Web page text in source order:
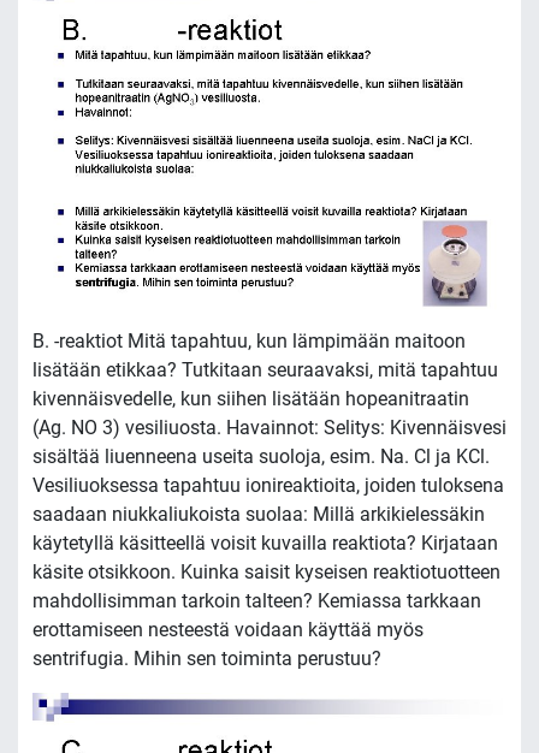
B. -reaktiot Mitä tapahtuu, kun lämpimään maitoon
lisätään etikkaa? Tutkitaan seuraavaksi, mitä tapahtuu
kivennäisvedelle, kun siihen lisätään hopeanitraatin
(Ag. NO 3) vesiliuosta. Havainnot: Selitys: Kivennäisvesi
sisältää liuenneena useita suoloja, esim. Na. Cl ja KCl.
Vesiliuoksessa tapahtuu ionireaktioita, joiden tuloksena
saadaan niukkaliukoista suolaa: Millä arkikielessäkin
käytetyllä käsitteellä voisit kuvailla reaktiota? Kirjataan
käsite otsikkoon. Kuinka saisit kyseisen reaktiotuotteen
mahdollisimman tarkoin talteen? Kemiassa tarkkaan
erottamiseen nesteestä voidaan käyttää myös
sentrifugia. Mihin sen toiminta perustuu?